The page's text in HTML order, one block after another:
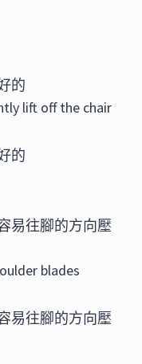
的
lift off the chair
的
易往腳的方向壓
blades
易往腳的方向壓